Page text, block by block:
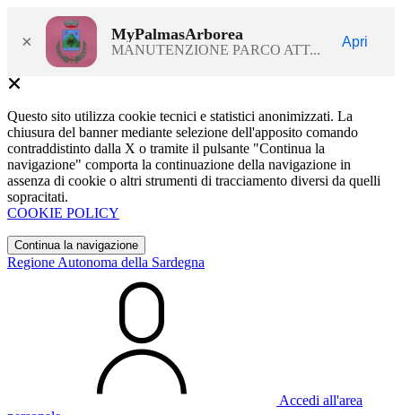
× MyPalmasArborea
MANUTENZIONE PARCO ATT...
Apri
Questo sito utilizza cookie tecnici e statistici anonimizzati. La
chiusura del banner mediante selezione dell'apposito comando
contraddistinto dalla X o tramite il pulsante "Continua la
navigazione" comporta la continuazione della navigazione in
assenza di cookie o altri strumenti di tracciamento diversi da quelli
sopracitati.
COOKIE POLICY
Continua la navigazione
Regione Autonoma della Sardegna
Accedi all'area